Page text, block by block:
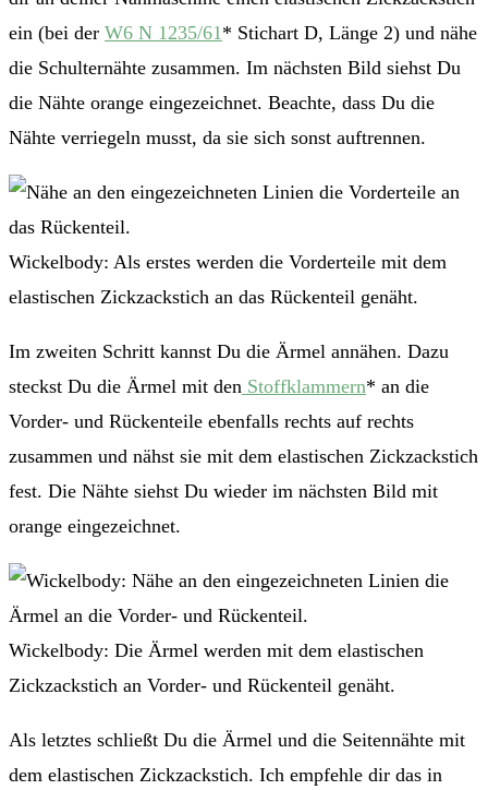
ein (bei der W6 N 1235/61 * Stichart D, Länge 2) und nähe
die Schulternähte zusammen. Im nächsten Bild siehst Du
die Nähte orange eingezeichnet. Beachte, dass Du die
Nähte verriegeln musst, da sie sich sonst auftrennen.
Wickelbody: Als erstes werden die Vorderteile mit dem
elastischen Zickzackstich an das Rückenteil genäht.
Im zweiten Schritt kannst Du die Ärmel annähen. Dazu
steckst Du die Ärmel mit den Stoffklammern* an die
Vorder- und Rückenteile ebenfalls rechts auf rechts
zusammen und nähst sie mit dem elastischen Zickzackstich
fest. Die Nähte siehst Du wieder im nächsten Bild mit
orange eingezeichnet.
Wickelbody: Die Ärmel werden mit dem elastischen
Zickzackstich an Vorder- und Rückenteil genäht.
Als letztes schließt Du die Ärmel und die Seitennähte mit
dem elastischen Zickzackstich. Ich empfehle dir das in